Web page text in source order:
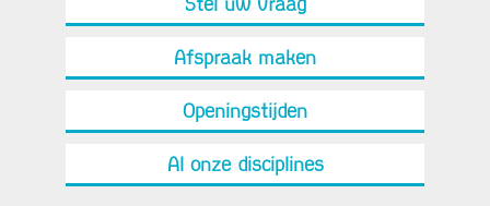
Stel uw vraag
Afspraak maken
Openingstijden
Al onze disciplines